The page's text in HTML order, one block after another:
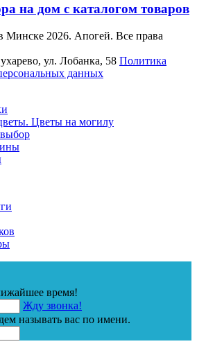
на дом с каталогом товаров
Минске 2026. Апогей. Все права
ул. Лобанка, 58 Политика
данных
Цветы на могилу
время!
Жду звонка!
называть вас по имени.